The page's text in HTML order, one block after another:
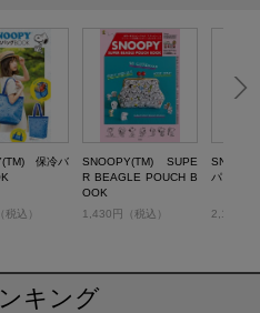
保冷バ
込）
SNOOPY(TM) SUPE
R BEAGLE POUCH B
OOK
1,430円（税込）
パック
2,178円
キング